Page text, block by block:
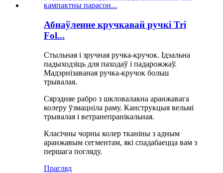
Абнаўленне кручкавай ручкі Tri
Fol...
Стыльная і зручная ручка-кручок. Ідэальна
падыходзіць для паходаў і падарожжаў.
Мадэрнізаваная ручка-кручок больш
трывалая.
Сярэдняе рабро з шкловалакна аранжавага
колеру ўзмацніла раму. Канструкцыя вельмі
трывалая і ветранепранікальная.
Класічны чорны колер тканіны з адным
аранжавым сегментам, які спадабаецца вам з
першага погляду.
Прагляд